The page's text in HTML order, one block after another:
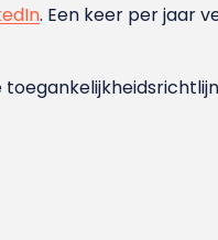
. Een keer per jaar